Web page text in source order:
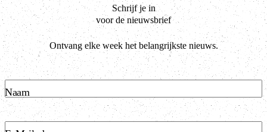
Schrijf je in
voor de nieuwsbrief
Ontvang elke week het belangrijkste nieuws.
Naam